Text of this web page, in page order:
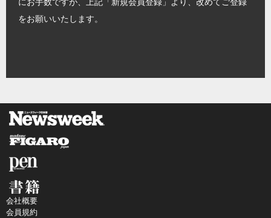
をお願いいたします。
会社概要
会員規約